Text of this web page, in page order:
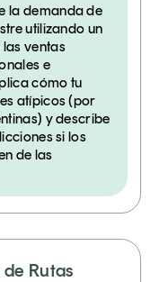
la demanda de
utilizando un
ventas
e
cómo tu
atípicos (por
y describe
si los
de las
Rutas